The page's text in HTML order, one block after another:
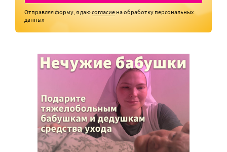
Отправляя форму, я даюсогласие на обработку персональных
данных